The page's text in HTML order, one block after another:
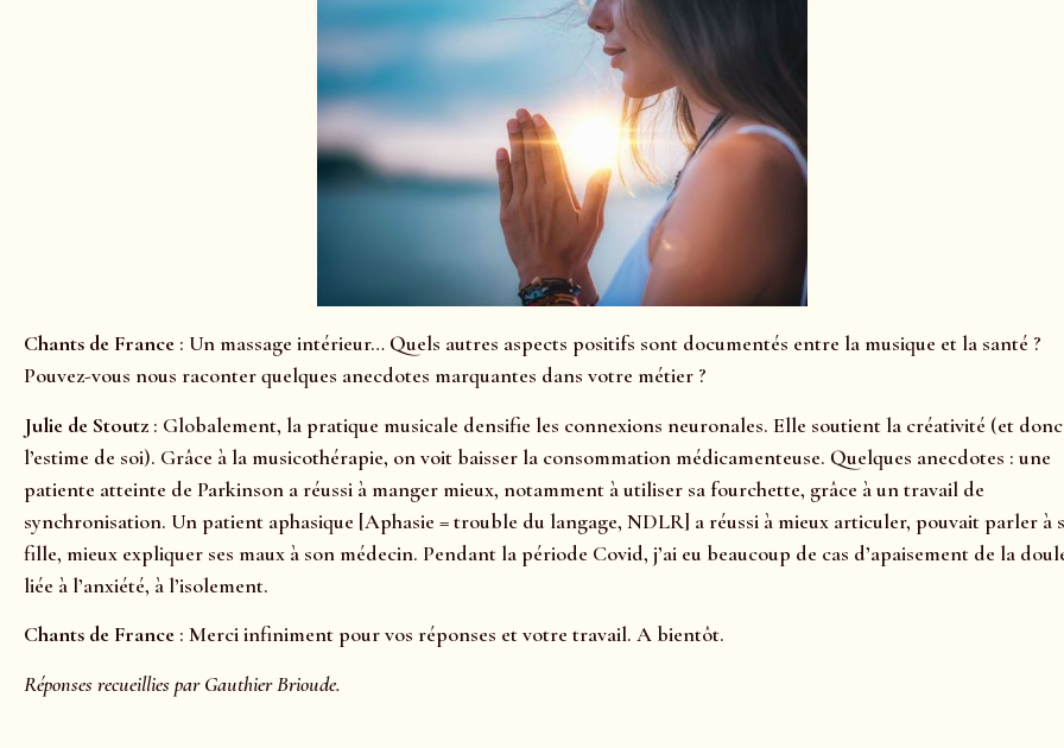
Chants de France : Un massage intérieur… Quels autres aspects positifs sont documentés entre la musique et la santé ?
Pouvez-vous nous raconter quelques anecdotes marquantes dans votre métier ?
Julie de Stoutz : Globalement, la pratique musicale densifie les connexions neuronales. Elle soutient la créativité (et donc
l’estime de soi). Grâce à la musicothérapie, on voit baisser la consommation médicamenteuse. Quelques anecdotes : une
patiente atteinte de Parkinson a réussi à manger mieux, notamment à utiliser sa fourchette, grâce à un travail de
synchronisation. Un patient aphasique [Aphasie = trouble du langage, NDLR] a réussi à mieux articuler, pouvait parler à
fille, mieux expliquer ses maux à son médecin. Pendant la période Covid, j’ai eu beaucoup de cas d’apaisement de la
liée à l’anxiété, à l’isolement.
Chants de France : Merci infiniment pour vos réponses et votre travail. A bientôt.
Réponses recueillies par Gauthier Brioude.